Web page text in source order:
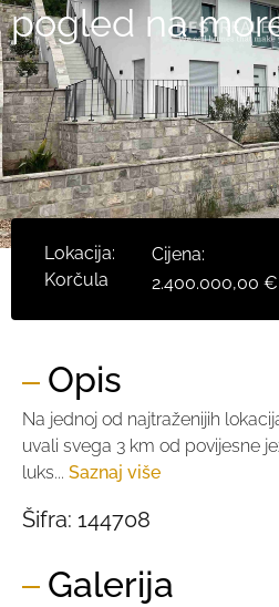
pogled na
Lokacija:
Korčula
Cijena:
2.400.000,00 €
Opis
Na jednoj od najtraženijih
uvali svega 3 km od povijesne
luks... Saznaj više
Šifra: 144708
Galerija